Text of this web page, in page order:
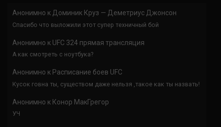
Анонимно к Доминик Круз — Деметриус Джонсон
Спасибо что выложили этот супер техничный бой
Анонимно к UFC 324 прямая трансляция
А как смотреть с ноутбука?
Анонимно к Расписание боев UFC
Кусок говна ты, существом даже нельзя ,такое как ты назвать!
Анонимно к Конор МакГрегор
УЧ